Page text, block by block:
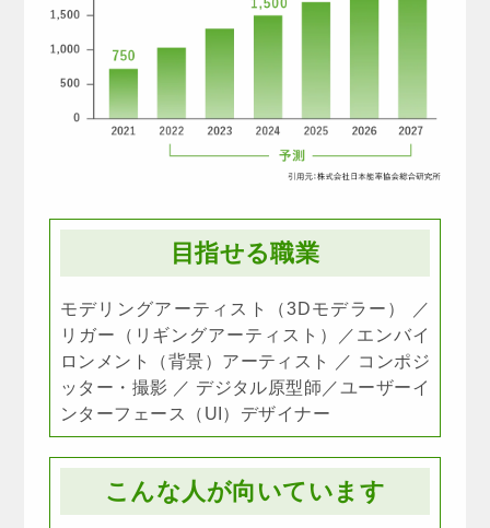
目指せる職業
モデリングアーティスト（3Dモデラー） ／
リガー（リギングアーティスト）／エンバイ
ロンメント（背景）アーティスト ／ コンポジ
ッター・撮影 ／ デジタル原型師／ユーザーイ
ンターフェース（UI）デザイナー
こんな人が向いています